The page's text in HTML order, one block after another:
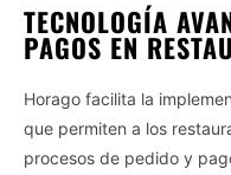
TECNOLOGÍA
PAGOS EN
Horago facilita la
que permiten a los
procesos de pedido y